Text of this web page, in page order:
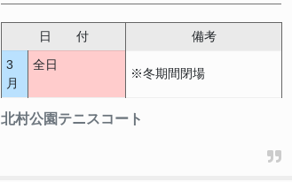
北村公園テニスコート
日 付
備考
3
月
全日
※冬期間閉場